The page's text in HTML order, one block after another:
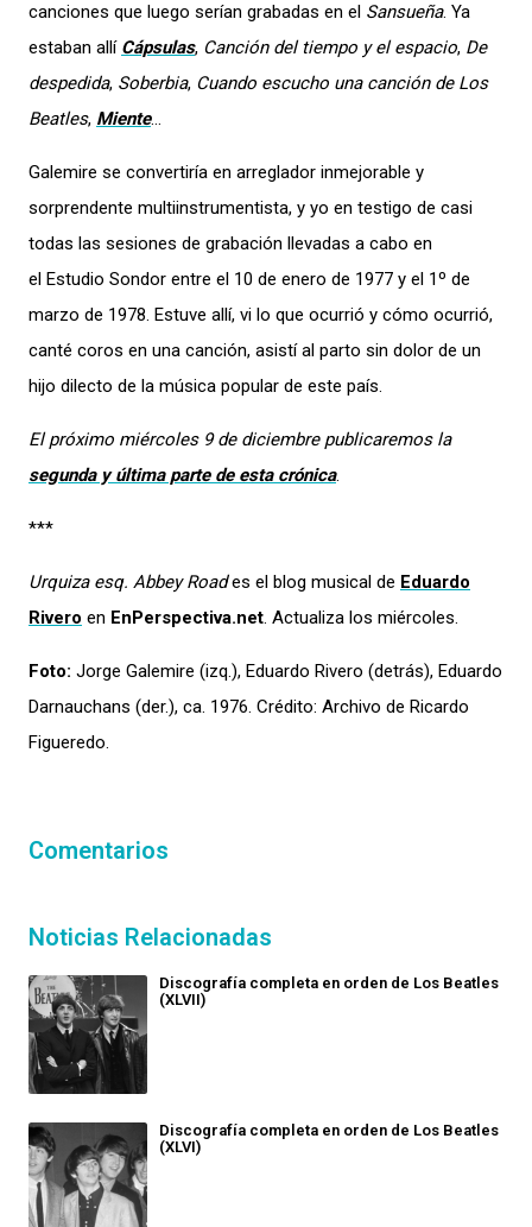
canciones que luego serían grabadas en el Sansueña. Ya
estaban allí Cápsulas, Canción del tiempo y el espacio, De
despedida, Soberbia, Cuando escucho una canción de Los
Beatles, Miente…
Galemire se convertiría en arreglador inmejorable y
sorprendente multiinstrumentista, y yo en testigo de casi
todas las sesiones de grabación llevadas a cabo en
el Estudio Sondor entre el 10 de enero de 1977 y el 1º de
marzo de 1978. Estuve allí, vi lo que ocurrió y cómo ocurrió,
canté coros en una canción, asistí al parto sin dolor de un
hijo dilecto de la música popular de este país.
El próximo miércoles 9 de diciembre publicaremos la
segunda y última parte de esta crónica.
***
Urquiza esq. Abbey Roades el blog musical de Eduardo
Rivero en EnPerspectiva.net. Actualiza los miércoles.
Foto: Jorge Galemire (izq.), Eduardo Rivero (detrás), Eduardo
Darnauchans (der.), ca. 1976. Crédito: Archivo de Ricardo
Figueredo.
Comentarios
Noticias Relacionadas
Discografía completa en orden de Los Beatles
(XLVII)
Discografía completa en orden de Los Beatles
(XLVI)